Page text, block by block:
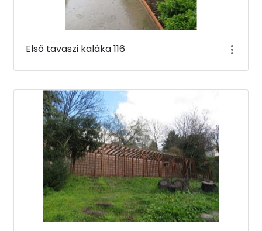
Első tavaszi kaláka 116